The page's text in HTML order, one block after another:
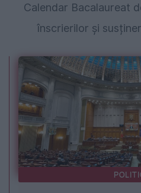
Calendar Bacalaureat
înscrierilor și